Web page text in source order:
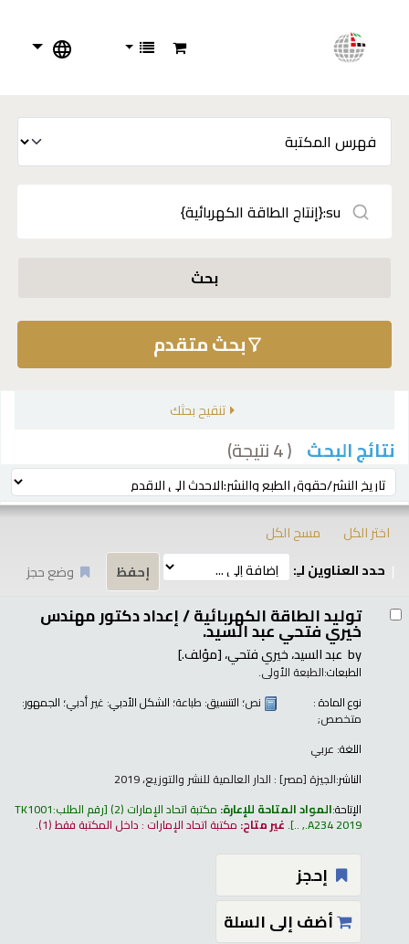
بحث
بحث متقدم
تنقيح بحثك
نتائج البحث ( 4 نتيجة)
ترتيب بواسطة:
اختر الكل
مسح الكل
حدد العناوين لـِ:
وضع حجز
توليد الطاقة الكهربائية /إعداد دكتور مهندس
خيري فتحي عبد السيد.
by عبد السيد، خيري فتحي،[مؤلف.]
الطبعات:الطبعة الأولى.
نوع المادة :
نص؛ التنسيق: طباعة؛ الشكل الأدبي: غير أدبي؛ الجمهور:
متخصص;
اللغة: عربي
الناشر:الجيزة [مصر] : الدار العالمية للنشر والتوزيع، 2019
الإتاحة:المواد المتاحة للإعارة: مكتبة اتحاد الإمارات (2) رقم الطلب:TK1001
.A234 2019, ..
.غير متاح: مكتبة اتحاد الإمارات : داخل المكتبة فقط(1).
إحجز
أضف إلى السلة